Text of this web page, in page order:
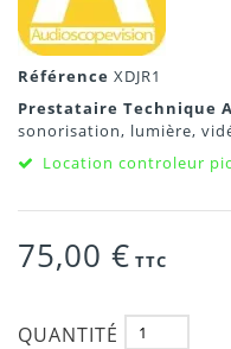
Référence XDJR1
Prestataire Technique
sonorisation, lumière,
Location controleur
75,00 € TTC
QUANTITÉ